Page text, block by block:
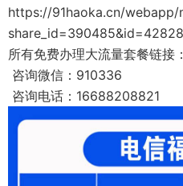
https://91haoka.cn/
所有免费办理大流量套餐链
咨询微信：910336
咨询电话：16688208821